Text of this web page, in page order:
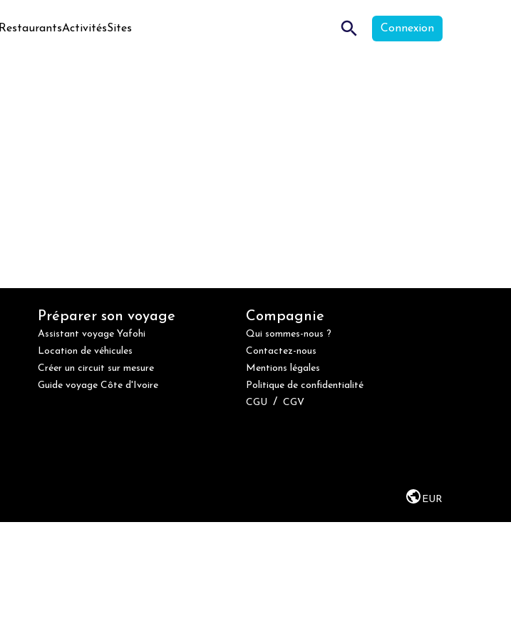
RestaurantsActivitésSites Connexion
Préparer son voyage
Assistant voyage Yafohi
Location de véhicules
Créer un circuit sur mesure
Guide voyage Côte d'Ivoire
Compagnie
Qui sommes-nous ?
Contactez-nous
Mentions légales
Politique de confidentialité
CGU / CGV
EUR